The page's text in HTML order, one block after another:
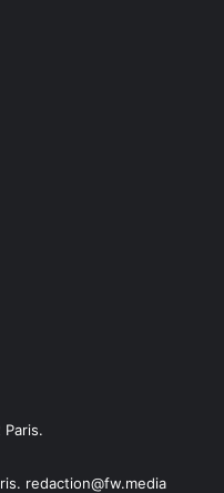
Paris.
redaction@fw.media